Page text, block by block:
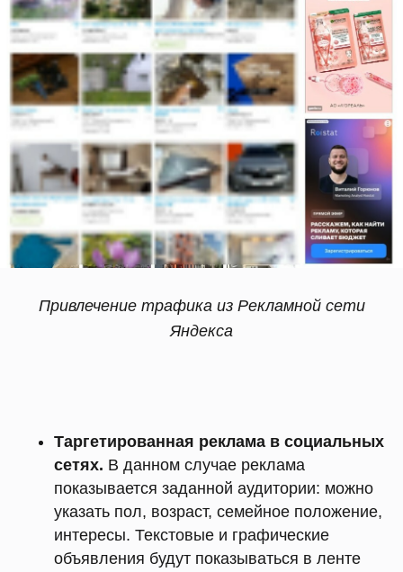
Привлечение трафика из Рекламной сети
Яндекса
Таргетированная реклама в социальных
сетях. В данном случае реклама
показывается заданной аудитории: можно
указать пол, возраст, семейное положение,
интересы. Текстовые и графические
объявления будут показываться в ленте